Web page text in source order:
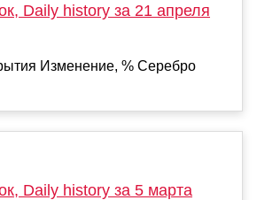
Daily history за 21 апреля
Изменение, % Серебро
Daily history за 5 марта